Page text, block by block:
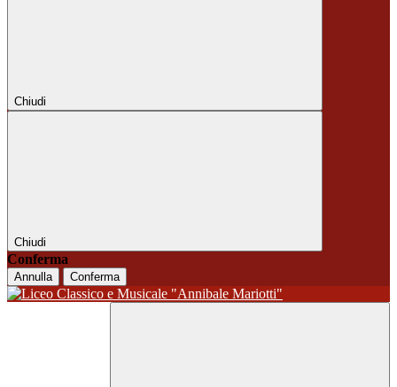
Chiudi
Chiudi
Conferma
Annulla Conferma